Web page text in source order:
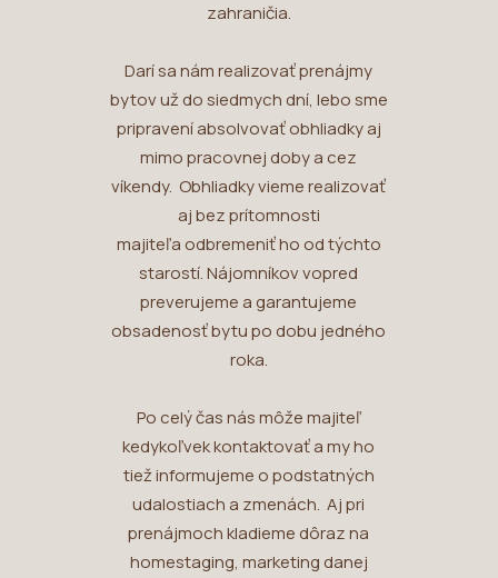
zahraničia.
Darí sa nám realizovať prenájmy
bytov už do siedmych dní, lebo sme
pripravení absolvovať obhliadky aj
mimo pracovnej doby a cez
víkendy. Obhliadky vieme realizovať
aj bez prítomnosti
majiteľa odbremeniť ho od týchto
starostí. Nájomníkov vopred
preverujeme a garantujeme
obsadenosť bytu po dobu jedného
roka.
Po celý čas nás môže majiteľ
kedykoľvek kontaktovať a my ho
tiež informujeme o podstatných
udalostiach a zmenách. Aj pri
prenájmoch kladieme dôraz na
homestaging, marketing danej